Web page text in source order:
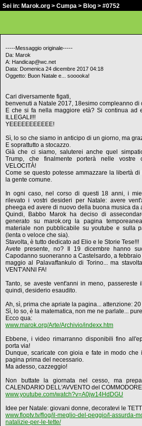
Sei in: Marok.org > Cumpa > Blog > #0752
-----Messaggio originale-----
Da: Marok
A: Handicap@wc.net
Data: Domenica 24 dicembre 2017 04:18
Oggetto: Buon Natale e... sooooka!
Cari diversamente figati,
benvenuti a Natale 2017, 18esimo compleanno di
E che si fa nella maggiore età? Si continua ad
ILLEGALI!!!
YEEEEEEEEEEE!
Sì, lo so che siamo in anticipo di un giorno, ma
E soprattutto a stocazzo.
Già che ci siamo, saluterei anche quel
Trump, che finalmente porterà nelle vostre
VELOCITÀ!
Come se questo potesse ammazzare la libertà
la gente comune.
In ogni caso, nel corso di questi 18 anni, i
rilevato i vostri desideri per Natale: avere
pheega ed avere di nuovo della buona musica da
Quindi, Babbo Marok ha deciso di
generato su marok.org la pagina
materiale non pubblicabile su youtube e sulla
(lenta o veloce che sia).
Stavolta, è tutto dedicato ad Elio e le Storie Tese!!!
Avete presente, no? Il 19 dicembre hanno
Capodanno suoneranno a Castelsardo, a
maggio al Palavaffankulo di Torino... ma
VENT'ANNI FA!
Tanto, se aveste vent'anni in meno, passereste
quindi, desiderio esaudito.
Ah, sì, prima che apriate la pagina... attenzione:
Sì, lo so, è la matematica, non me ne parlate...
Ecco qua:
www.marok.org/Arte/Archivio/indexx.htm
Ebbene, i video rimarranno disponibili fino
porta via!
Dunque, scaricate con gioia e fate in modo
pagina prima del necessario.
Ma adesso, cazzeggio!
Non buttate la giornata nel cesso, ma
CALENDARIO DELL'AVVENTO del
www.youtube.com/watch?v=A0jw14HdDGU
Idee per Natale: giovani donne, decoratevi le
www.floptv.tv/flog/il-meglio-del-peggio/l-assurda-
natalizie-per-le-tette/